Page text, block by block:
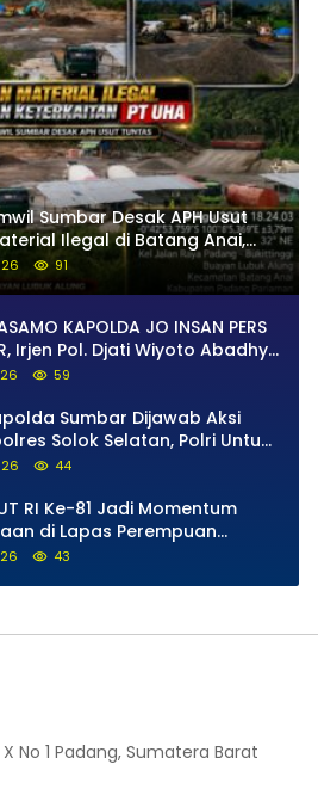
Sumbar Desak APH Usut
Ilegal di Batang Anai,
PT UHA Diminta
91
KAPOLDA JO INSAN PERS
Irjen Pol. Djati Wiyoto Abadhy
Ada Ruang bagi Pelanggar
59
Sumbar Dijawab Aksi
Solok Selatan, Polri Untuk
Bukan Sekadar Slogan
44
RI Ke-81 Jadi Momentum
di Lapas Perempuan
43
No 1 Padang, Sumatera Barat